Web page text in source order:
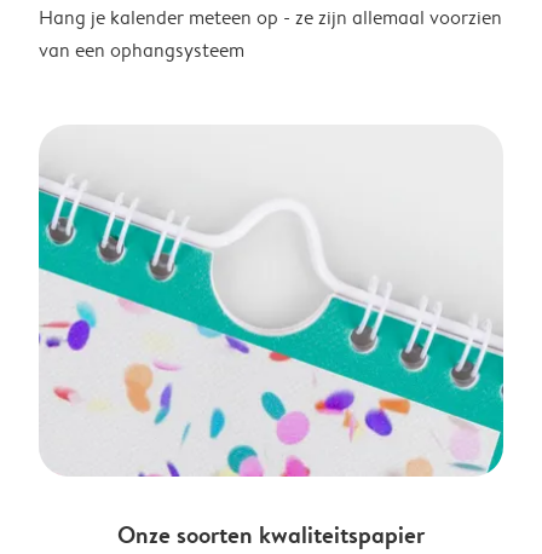
Hang je kalender meteen op - ze zijn allemaal voorzien
van een ophangsysteem
Onze soorten kwaliteitspapier